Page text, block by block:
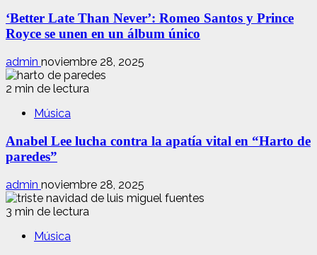
‘Better Late Than Never’: Romeo Santos y Prince
Royce se unen en un álbum único
admin noviembre 28, 2025
2 min de lectura
Música
Anabel Lee lucha contra la apatía vital en “Harto de
paredes”
admin noviembre 28, 2025
3 min de lectura
Música